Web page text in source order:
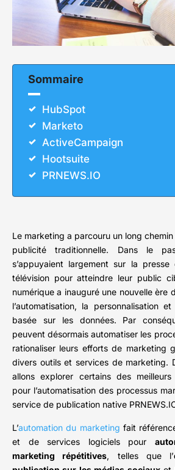
Sommaire
HubSpot
Marketo
ActiveCampaign
Hootsuite
PRNEWS.IO
Le marketing a parcouru un long chemin
publicité traditionnelle. Dans le
s’appuyaient largement sur la
télévision pour atteindre leur public
numérique a inauguré une nouvelle ère
l’automatisation, la personnalisation
basée sur les données. Par
peuvent désormais automatiser les
rationaliser leurs efforts de marketing
divers outils et services de marketing.
allons explorer certains des
pour l’automatisation des processus
service de publication native
L’automation du marketing fait
et de services logiciels pour
marketing répétitives, telles que l’